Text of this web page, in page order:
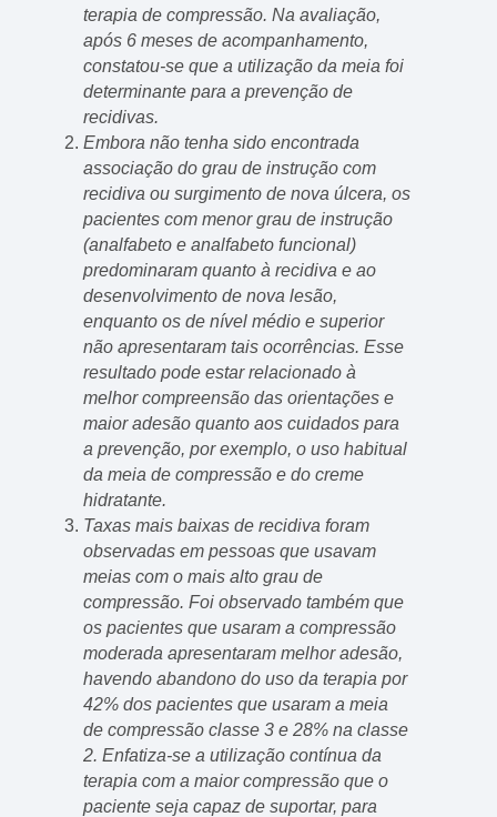
terapia de compressão. Na avaliação,
após 6 meses de acompanhamento,
constatou-se que a utilização da meia foi
determinante para a prevenção de
recidivas.
Embora não tenha sido encontrada
associação do grau de instrução com
recidiva ou surgimento de nova úlcera, os
pacientes com menor grau de instrução
(analfabeto e analfabeto funcional)
predominaram quanto à recidiva e ao
desenvolvimento de nova lesão,
enquanto os de nível médio e superior
não apresentaram tais ocorrências. Esse
resultado pode estar relacionado à
melhor compreensão das orientações e
maior adesão quanto aos cuidados para
a prevenção, por exemplo, o uso habitual
da meia de compressão e do creme
hidratante.
Taxas mais baixas de recidiva foram
observadas em pessoas que usavam
meias com o mais alto grau de
compressão. Foi observado também que
os pacientes que usaram a compressão
moderada apresentaram melhor adesão,
havendo abandono do uso da terapia por
42% dos pacientes que usaram a meia
de compressão classe 3 e 28% na classe
2. Enfatiza-se a utilização contínua da
terapia com a maior compressão que o
paciente seja capaz de suportar, para